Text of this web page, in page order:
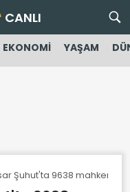
CANLI
EKONOMİ YAŞAM
Şuhut'ta 9638